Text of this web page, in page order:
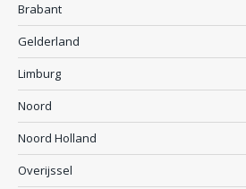
Brabant
Gelderland
Limburg
Noord
Noord Holland
Overijssel